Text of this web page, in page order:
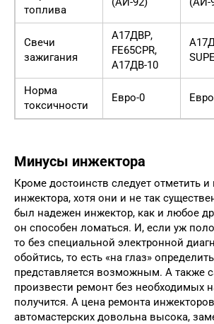
топлива
Свечи
зажигания
А17ДВР,
FE65CPR,
А17ДВ-10
Норма
токсичности
Евро-0
Минусы инжектора
Кроме достоинств следует отметить и
инжектора, хотя они и не так
был надежен инжектор, как и любое
он способен ломаться. И, если уж
то без специальной электронной
обойтись, то есть «на глаз»
представляется возможным. А также
произвести ремонт без необходимых
получится. А цена ремонта
автомастерских довольна высока,